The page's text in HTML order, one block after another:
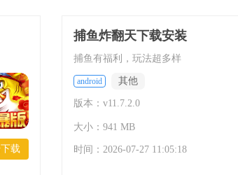
载
捕鱼炸翻天下载安装
捕鱼有福利，玩法超多样
android 其他
版本：v11.7.2.0
大小：941 MB
时间：2026-07-27 11:05:18